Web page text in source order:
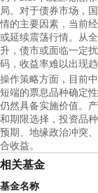
局。对于债券市场，
情的主要因素，当前
或延续震荡行情。从
升，债市或面临一定
码，收益率难以出现
操作策略方面，目前
短端的票息品种确定
仍然具备实施价值。
和期限选择，投资品
预期、地缘政治冲突
合收益。
相关基金
基金名称